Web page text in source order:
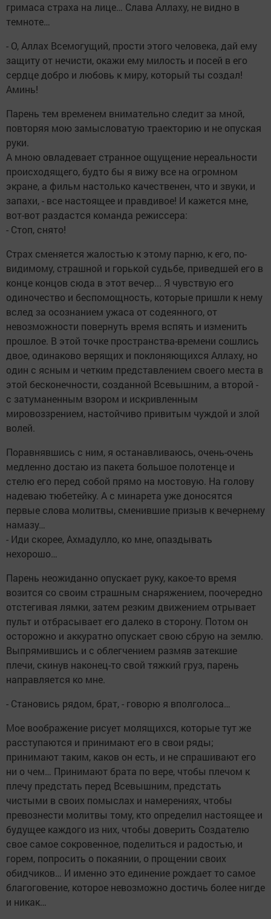
гримаса страха на лице… Слава Аллаху, не видно в
темноте…
- О, Аллах Всемогущий, прости этого человека, дай ему
защиту от нечисти, окажи ему милость и посей в его
сердце добро и любовь к миру, который ты создал!
Аминь!
Парень тем временем внимательно следит за мной,
повторяя мою замысловатую траекторию и не опуская
руки.
А мною овладевает странное ощущение нереальности
происходящего, будто бы я вижу все на огромном
экране, а фильм настолько качественен, что и звуки, и
запахи, - все настоящее и правдивое! И кажется мне,
вот-вот раздастся команда режиссера:
- Стоп, снято!
Страх сменяется жалостью к этому парню, к его, по-
видимому, страшной и горькой судьбе, приведшей его в
конце концов сюда в этот вечер... Я чувствую его
одиночество и беспомощность, которые пришли к нему
вслед за осознанием ужаса от содеянного, от
невозможности повернуть время вспять и изменить
прошлое. В этой точке пространства-времени сошлись
двое, одинаково верящих и поклоняющихся Аллаху, но
один с ясным и четким представлением своего места в
этой бесконечности, созданной Всевышним, а второй -
с затуманенным взором и искривленным
мировоззрением, настойчиво привитым чуждой и злой
волей.
Поравнявшись с ним, я останавливаюсь, очень-очень
медленно достаю из пакета большое полотенце и
стелю его перед собой прямо на мостовую. На голову
надеваю тюбетейку. А с минарета уже доносятся
первые слова молитвы, сменившие призыв к вечернему
намазу…
- Иди скорее, Ахмадулло, ко мне, опаздывать
нехорошо…
Парень неожиданно опускает руку, какое-то время
возится со своим страшным снаряжением, поочередно
отстегивая лямки, затем резким движением отрывает
пульт и отбрасывает его далеко в сторону. Потом он
осторожно и аккуратно опускает свою сбрую на землю.
Выпрямившись и с облегчением размяв затекшие
плечи, скинув наконец-то свой тяжкий груз, парень
направляется ко мне.
- Становись рядом, брат, - говорю я вполголоса…
Мое воображение рисует молящихся, которые тут же
расступаются и принимают его в свои ряды;
принимают таким, каков он есть, и не спрашивают его
ни о чем… Принимают брата по вере, чтобы плечом к
плечу предстать перед Всевышним, предстать
чистыми в своих помыслах и намерениях, чтобы
превознести молитвы тому, кто определил настоящее и
будущее каждого из них, чтобы доверить Создателю
свое самое сокровенное, поделиться и радостью, и
горем, попросить о покаянии, о прощении своих
обидчиков… И именно это единение рождает то самое
благоговение, которое невозможно достичь более нигде
и никак…